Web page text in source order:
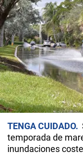
TENGA CUIDADO
temporada de
inundaciones